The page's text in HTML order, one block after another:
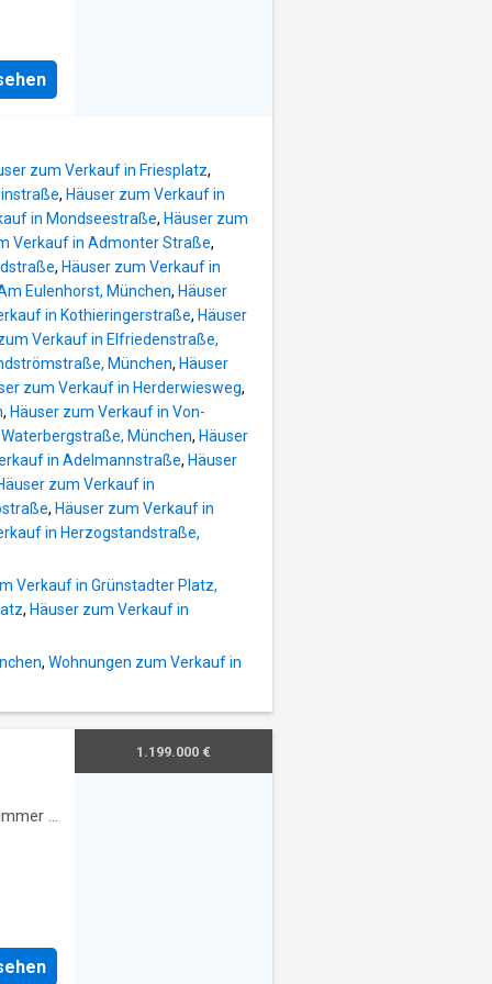
zum Verkauf in Friesplatz,
, Häuser zum Verkauf in
in Mondseestraße, Häuser zum
Verkauf in Admonter Straße,
, Häuser zum Verkauf in
Eulenhorst, München, Häuser
in Kothieringerstraße, Häuser
Verkauf in Elfriedenstraße,
München, Häuser
zum Verkauf in Herderwiesweg,
, Häuser zum Verkauf in Von-
München, Häuser
in Adelmannstraße, Häuser
zum Verkauf in
, Häuser zum Verkauf in
in Herzogstandstraße,
Verkauf in Grünstadter Platz,
, Häuser zum Verkauf in
, Wohnungen zum Verkauf in
·
1.199.000 €